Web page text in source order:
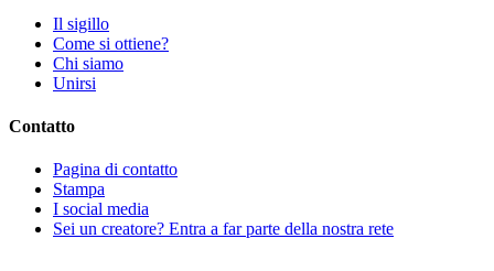
Il sigillo
Come si ottiene?
Chi siamo
Unirsi
Contatto
Pagina di contatto
Stampa
I social media
Sei un creatore? Entra a far parte della nostra rete